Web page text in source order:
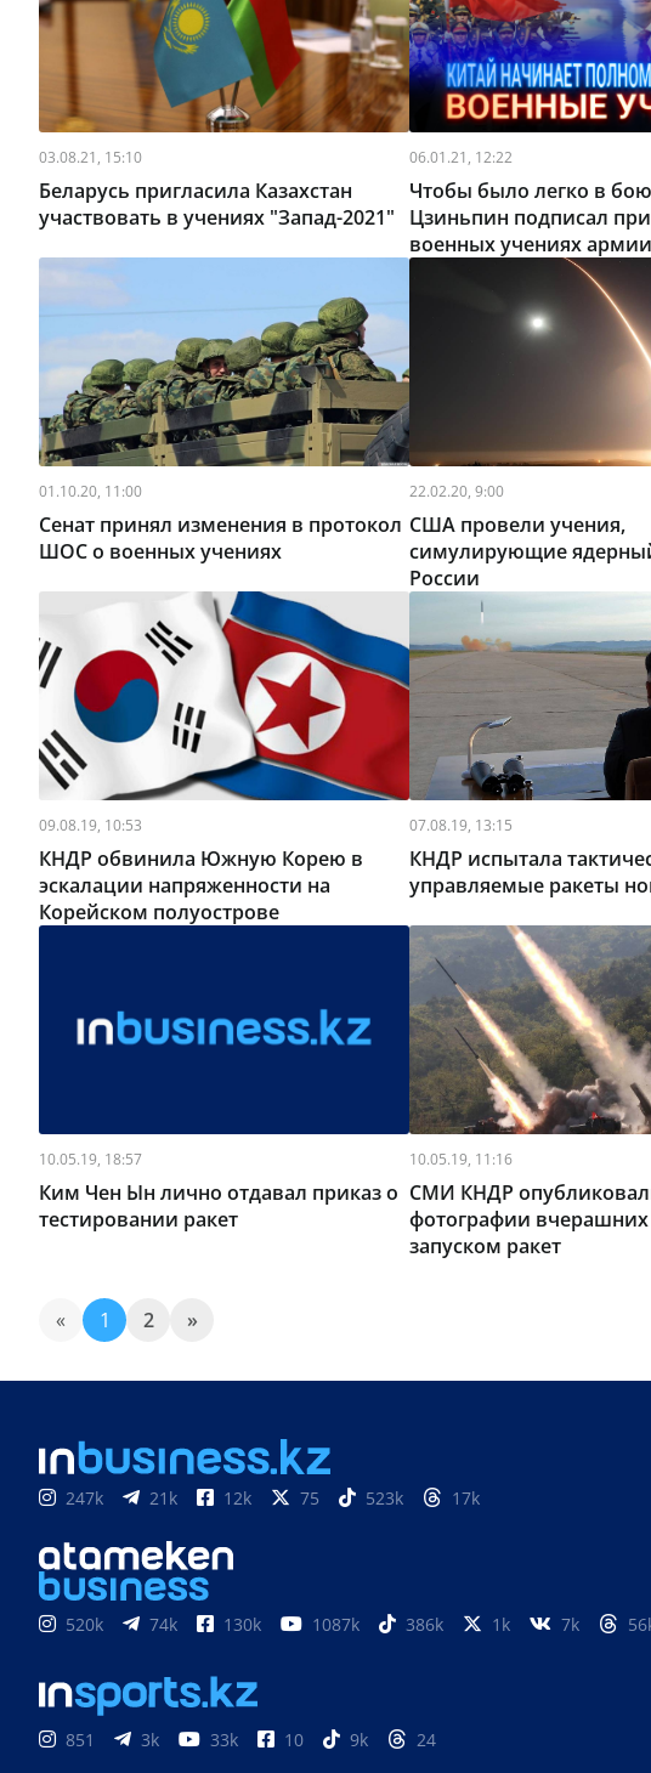
03.08.21, 15:10
Беларусь пригласила Казахстан
участвовать в учениях "Запад-2021"
06.01.21, 12:22
Чтобы было легко в
Цзиньпин подписал
военных учениях армии
01.10.20, 11:00
Сенат принял изменения в протокол
ШОС о военных учениях
22.02.20, 9:00
США провели учения,
симулирующие
России
09.08.19, 10:53
КНДР обвинила Южную Корею в
эскалации напряженности на
Корейском полуострове
07.08.19, 13:15
КНДР испытала
управляемые ракеты
10.05.19, 18:57
Ким Чен Ын лично отдавал приказ о
тестировании ракет
10.05.19, 11:16
СМИ КНДР
фотографии
запуском ракет
« 1 2 »
247k 21k 12k 75 523k 17k
520k 74k 130k 1087k 386k 1k 7k
851 3k 33k 10 9k 24